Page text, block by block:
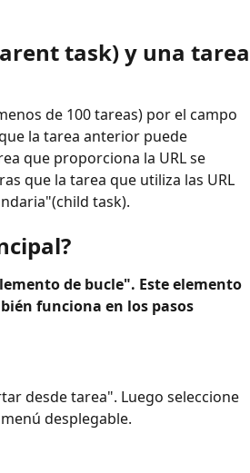
task) y una tarea
de 100 tareas) por el campo
la tarea anterior puede
que proporciona la URL se
que la tarea que utiliza las URL
task).
de bucle". Este elemento
funciona en los pasos
desde tarea". Luego seleccione
desplegable.